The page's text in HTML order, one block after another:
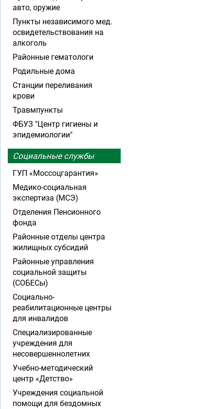
авто, оружие
Пункты независимого мед.
освидетельствования на
алкоголь
Районные гематологи
Родильные дома
Станции переливания
крови
Травмпункты
ФБУЗ "Центр гигиены и
эпидемиологии"
Социальные службы
ГУП «Моссоцгарантия»
Медико-социальная
экспертиза (МСЭ)
Отделения Пенсионного
фонда
Районные отделы центра
жилищных субсидий
Районные управления
социальной защиты
(СОБЕСы)
Социально-
реабилитационные центры
для инвалидов
Специализированные
учреждения для
несовершеннолетних
Учебно-методический
центр «Детство»
Учреждения социальной
помощи для бездомных